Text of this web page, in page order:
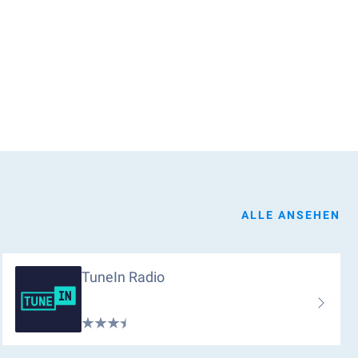
ALLE ANSEHEN
TuneIn Radio